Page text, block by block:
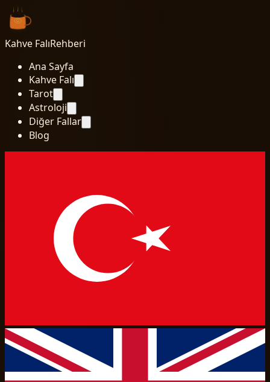
Kahve FalıRehberi
Ana Sayfa
Kahve Falı
Tarot
Astroloji
Diğer Fallar
Blog